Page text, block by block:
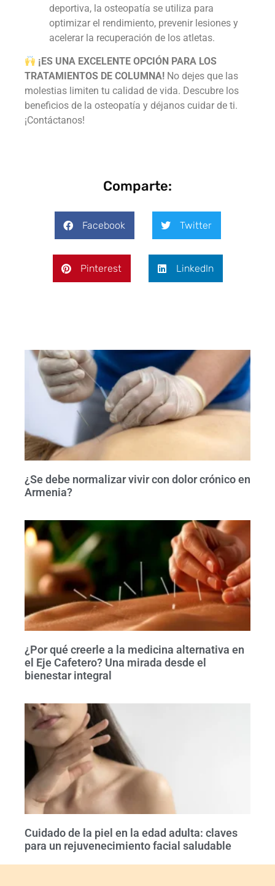
deportiva, la osteopatía se utiliza para
optimizar el rendimiento, prevenir lesiones y
acelerar la recuperación de los atletas.
¡ES UNA EXCELENTE OPCIÓN PARA LOS
TRATAMIENTOS DE COLUMNA! No dejes que las
molestias limiten tu calidad de vida. Descubre los
beneficios de la osteopatía y déjanos cuidar de ti.
¡Contáctanos!
Comparte:
Facebook Twitter
Pinterest LinkedIn
¿Se debe normalizar vivir con dolor crónico en
Armenia?
¿Por qué creerle a la medicina alternativa en
el Eje Cafetero? Una mirada desde el
bienestar integral
Cuidado de la piel en la edad adulta: claves
para un rejuvenecimiento facial saludable